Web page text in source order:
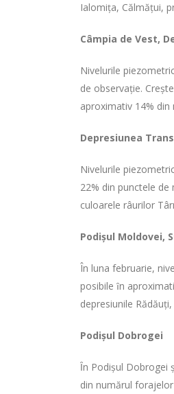
Ialomiţa, Călmăţui,
Câmpia de Vest,
Nivelurile
de observaţie.
aproximativ 14%
Depresiunea
Nivelurile
22% din punctele
culoarele râurilor
Podişul Moldovei,
În luna februarie,
posibile ȋn
depresiunile
Podişul Dobrogei
Ȋn Podişul Dobrogei
din numărul